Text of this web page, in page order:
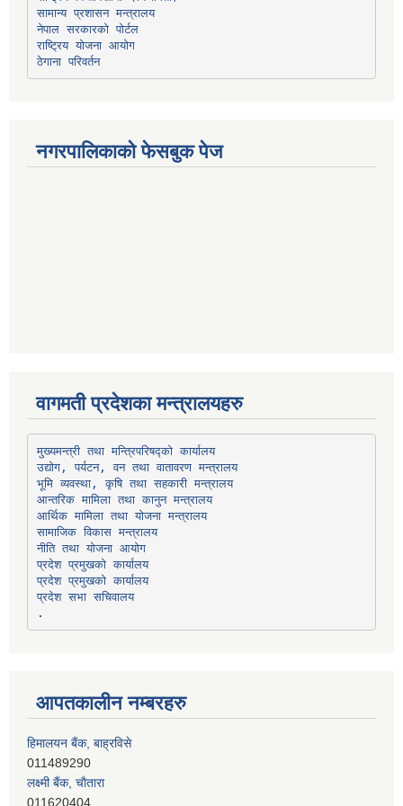
सामान्य प्रशासन मन्त्रालय
नेपाल सरकारको पोर्टल
राष्ट्रिय योजना आयोग
ठेगाना परिवर्तन
नगरपालिकाको फेसबुक पेज
वागमती प्रदेशका मन्त्रालयहरु
मुख्यमन्त्री तथा मन्त्रिपरिषद्को कार्यालय
उद्योग, पर्यटन, वन तथा वातावरण मन्त्रालय
भूमि व्यवस्था, कृषि तथा सहकारी मन्त्रालय
आन्तरिक मामिला तथा कानुन मन्त्रालय
आर्थिक मामिला तथा योजना मन्त्रालय
सामाजिक विकास मन्त्रालय
नीति तथा योजना आयोग
प्रदेश प्रमुखको कार्यालय
प्रदेश प्रमुखको कार्यालय
प्रदेश सभा सचिवालय
आपतकालीन नम्बरहरु
हिमालयन बैंक, बाह्रविसे
011489290
लक्ष्मी बैंक, चाैतारा
011620404